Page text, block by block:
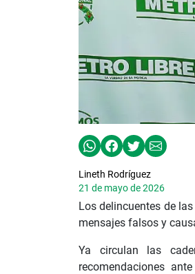
Lineth Rodríguez
21 de mayo de 2026
Los delincuentes de
mensajes falsos y
Ya circulan las
recomendaciones